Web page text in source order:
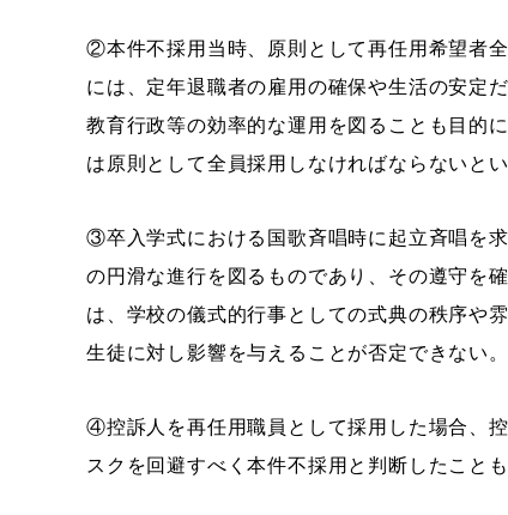
②本件不採用当時、原則として再任用希望者
には、定年退職者の雇用の確保や生活の安定
教育行政等の効率的な運用を図ることも目的
は原則として全員採用しなければならないと
③卒入学式における国歌斉唱時に起立斉唱を
の円滑な進行を図るものであり、その遵守を
は、学校の儀式的行事としての式典の秩序や
生徒に対し影響を与えることが否定できない。
④控訴人を再任用職員として採用した場合、
スクを回避すべく本件不採用と判断したこと